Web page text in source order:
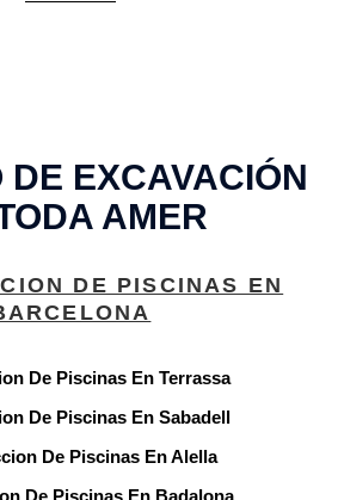
DE EXCAVACIÓN
AMER
DE PISCINAS EN
De Piscinas En Terrassa
De Piscinas En Sabadell
De Piscinas En Alella